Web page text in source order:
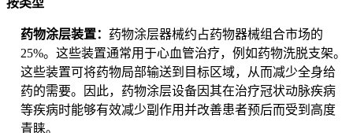
按类型
药物涂层装置： 药物涂层器械约占药物器械组合市场的
25%。这些装置通常用于心血管治疗，例如药物洗脱支架。
这些装置可将药物局部输送到目标区域，从而减少全身给
药的需要。因此，药物涂层设备因其在治疗冠状动脉疾病
等疾病时能够有效减少副作用并改善患者预后而受到高度
青睐。